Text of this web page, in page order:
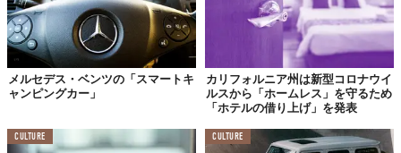
メルセデス・ベンツの「スマートキ
ャンピングカー」
カリフォルニア州は新型コロナウイ
ルスから「ホームレス」を守るため
「ホテルの借り上げ」を発表
CULTURE CULTURE